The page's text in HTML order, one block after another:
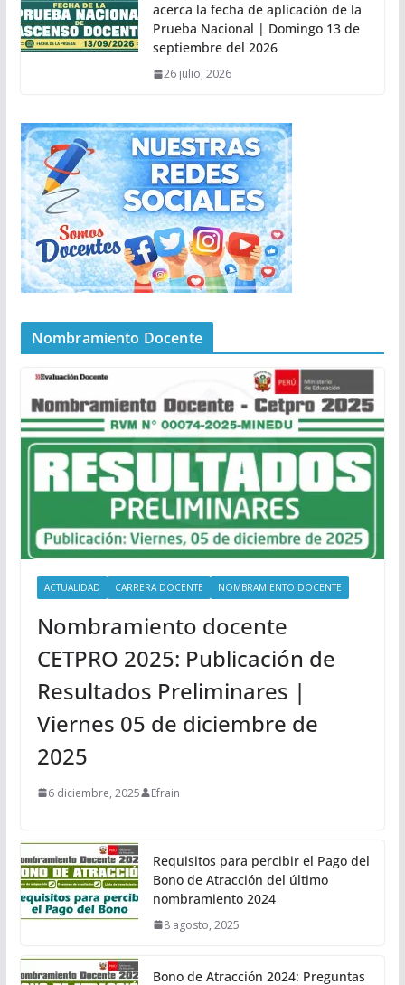
acerca la fecha de aplicación de la
Prueba Nacional | Domingo 13 de
septiembre del 2026
26 julio, 2026
Nombramiento Docente
ACTUALIDAD CARRERA DOCENTE NOMBRAMIENTO DOCENTE
Nombramiento docente
CETPRO 2025: Publicación de
Resultados Preliminares |
Viernes 05 de diciembre de
2025
6 diciembre, 2025 Efrain
Requisitos para percibir el Pago del
Bono de Atracción del último
nombramiento 2024
8 agosto, 2025
Bono de Atracción 2024: Preguntas